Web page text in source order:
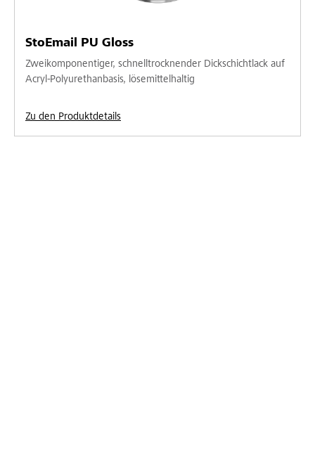
StoEmail PU Gloss
Zweikomponentiger, schnelltrocknender Dickschichtlack auf
Acryl-Polyurethanbasis, lösemittelhaltig
Zu den Produktdetails